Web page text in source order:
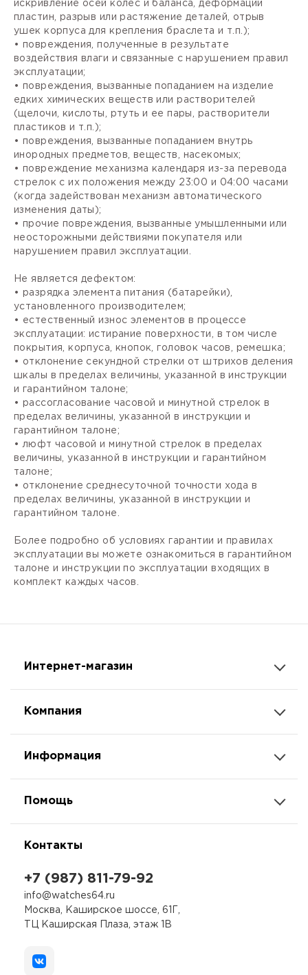
искривление осей колес и баланса, деформации
пластин, разрыв или растяжение деталей, отрыв
ушек корпуса для крепления браслета и т.п.);
• повреждения, полученные в результате
воздействия влаги и связанные с нарушением правил
эксплуатации;
• повреждения, вызванные попаданием на изделие
едких химических веществ или растворителей
(щелочи, кислоты, ртуть и ее пары, растворители
пластиков и т.п.);
• повреждения, вызванные попаданием внутрь
инородных предметов, веществ, насекомых;
• повреждение механизма календаря из-за перевода
стрелок с их положения между 23:00 и 04:00 часами
(когда задействован механизм автоматического
изменения даты);
• прочие повреждения, вызванные умышленными или
неосторожными действиями покупателя или
нарушением правил эксплуатации.
Не является дефектом:
• разрядка элемента питания (батарейки),
установленного производителем;
• естественный износ элементов в процессе
эксплуатации: истирание поверхности, в том числе
покрытия, корпуса, кнопок, головок часов, ремешка;
• отклонение секундной стрелки от штрихов деления
шкалы в пределах величины, указанной в инструкции
и гарантийном талоне;
• рассогласование часовой и минутной стрелок в
пределах величины, указанной в инструкции и
гарантийном талоне;
• люфт часовой и минутной стрелок в пределах
величины, указанной в инструкции и гарантийном
талоне;
• отклонение среднесуточной точности хода в
пределах величины, указанной в инструкции и
гарантийном талоне.
Более подробно об условиях гарантии и правилах
эксплуатации вы можете ознакомиться в гарантийном
талоне и инструкции по эксплуатации входящих в
комплект каждых часов.
Интернет-магазин
Компания
Информация
Помощь
Контакты
+7 (987) 811-79-92
info@watches64.ru
Москва, Каширское шоссе, 61Г,
ТЦ Каширская Плаза, этаж 1В